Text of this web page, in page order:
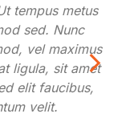
tempus metus
sed. Nunc
vel maximus
ligula, sit amet
elit faucibus,
velit.